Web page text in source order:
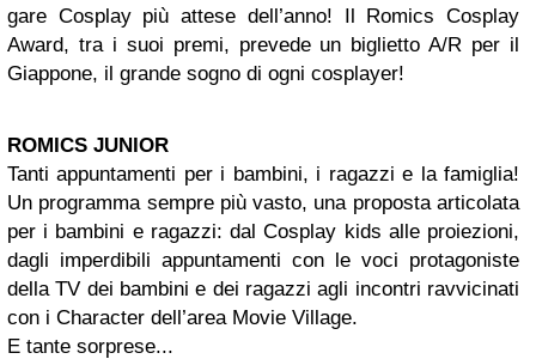
gare Cosplay più attese dell’anno! Il Romics Cosplay
Award, tra i suoi premi, prevede un biglietto A/R per il
Giappone, il grande sogno di ogni cosplayer!
ROMICS JUNIOR
Tanti appuntamenti per i bambini, i ragazzi e la famiglia!
Un programma sempre più vasto, una proposta articolata
per i bambini e ragazzi: dal Cosplay kids alle proiezioni,
dagli imperdibili appuntamenti con le voci protagoniste
della TV dei bambini e dei ragazzi agli incontri ravvicinati
con i Character dell’area Movie Village.
E tante sorprese...